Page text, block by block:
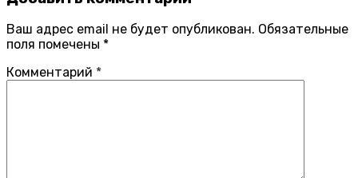
Ваш адрес email не будет опубликован. Обязательные
поля помечены *
Комментарий *